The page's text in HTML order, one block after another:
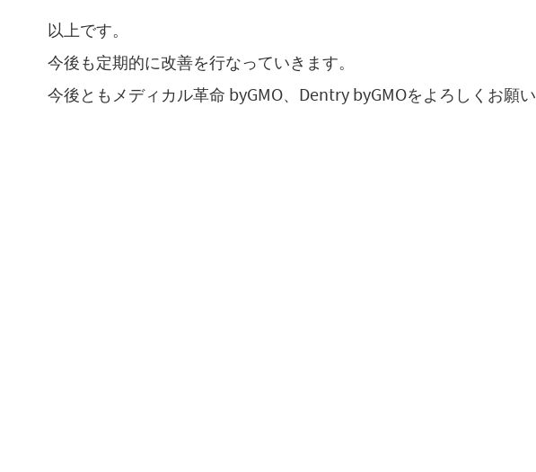
以上です。
今後も定期的に改善を行なっていきます。
今後ともメディカル革命 byGMO、Dentry byGMOをよろしくお願い